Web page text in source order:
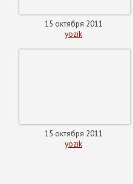
15 октября 2011
yozik
15 октября 2011
yozik